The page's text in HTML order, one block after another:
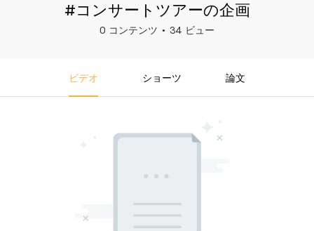
#コンサートツアーの企画
0 コンテンツ 34 ビュー
ビデオ ショーツ 論文